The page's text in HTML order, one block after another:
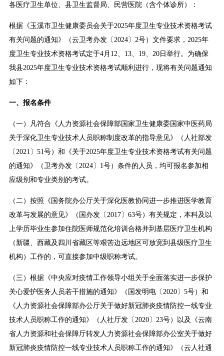
各医疗卫生单位、县卫生监督局、民营医院（含个体诊所）：
根据《玉溪市卫生健康委员会关于2025年度卫生专业技术资格考试
有关问题的通知》（云卫考办发〔2024〕2号）文件要求，2025年
度卫生专业技术资格考试定于4月12、13、19、20日举行。为确保
我县2025年度卫生专业技术资格考试顺利进行，现将有关问题通知
如下：
一、报名条件
（一）凡符合《人力资源社会保障部国家卫生健康委国家中医药局
关于深化卫生专业技术人员职称制度改革的指导意见》（人社部发
〔2021〕51号）和《关于2025年度卫生专业技术资格考试有关问题
的通知》（卫考办发〔2024〕1号）条件的人员，均可报名参加相
应级别和专业类别的考试。
（二）按照《国务院办公厅关于深化医教协同进一步推进医学教育
改革与发展的意见》（国办发〔2017〕63号）有关规定，本科及以
上学历毕业生参加住院医师规范化培训合格并到基层医疗卫生机构
（新疆、西藏及四川省藏区等艰苦边远地区可放宽到县级医疗卫生
机构）工作的，可直接参加中级职称考试。
（三）根据《中央应对疫情工作领导小组关于全面落实进一步保护
关心爱护医务人员若干措施的通知》（国发明电〔2020〕5号）和
《人力资源社会保障部办公厅关于做好新冠肺炎疫情防控一线专业
技术人员职称工作的通知》（人社厅发〔2020〕23号）以及《云南
省人力资源和社会保障厅转发人力资源社会保障部办公室关于做好
新冠肺炎疫情防控一线专业技术人员职称工作的通知》（云人社通